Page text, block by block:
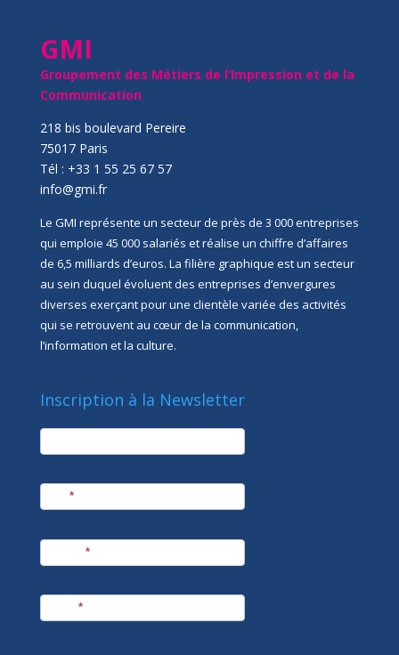
GMI
Groupement des Métiers de l’Impression et de la
Communication
218 bis boulevard Pereire
75017 Paris
Tél : +33 1 55 25 67 57
info@gmi.fr
Le GMI représente un secteur de près de 3 000 entreprises
qui emploie 45 000 salariés et réalise un chiffre d’affaires
de 6,5 milliards d’euros. La filière graphique est un secteur
au sein duquel évoluent des entreprises d’envergures
diverses exerçant pour une clientèle variée des activités
qui se retrouvent au cœur de la communication,
l’information et la culture.
Inscription à la Newsletter
newsletter
*
*
*